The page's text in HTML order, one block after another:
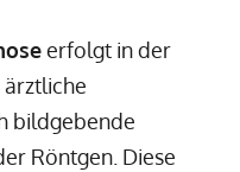
erfolgt in der
bildgebende
Röntgen. Diese